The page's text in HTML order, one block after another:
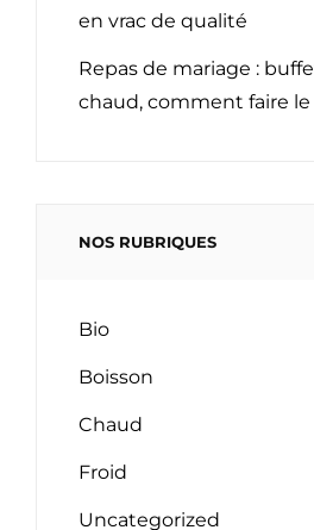
en vrac de qualité
Repas de mariage :
chaud, comment faire le
NOS RUBRIQUES
Bio
Boisson
Chaud
Froid
Uncategorized